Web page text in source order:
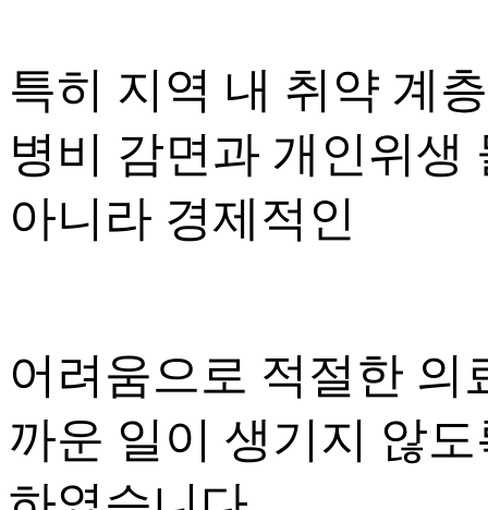
특히 지역 내 취약 계
병비 감면과 개인위생
아니라 경제적인
어려움으로 적절한 의
까운 일이 생기지 않